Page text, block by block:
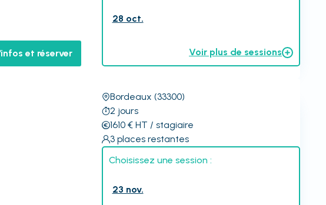
et réserver
28 oct.
Voir plus de sessions
Bordeaux (33300)
2 jours
1610€ HT / stagiaire
3 places restantes
Choisissez une session :
23 nov.